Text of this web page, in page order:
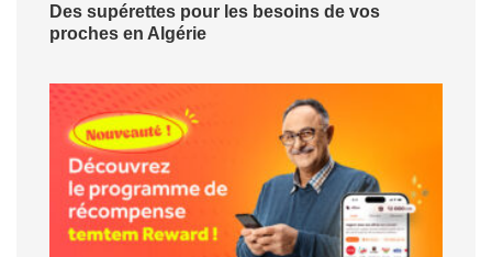
Des supérettes pour les besoins de vos
proches en Algérie